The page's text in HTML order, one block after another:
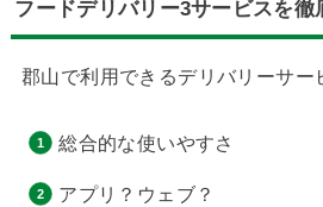
フードデリバリー3サービスを徹
郡山で利用できるデリバリーサー
総合的な使いやすさ
アプリ？ウェブ？